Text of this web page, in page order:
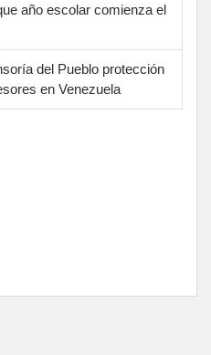
año escolar comienza el
del Pueblo protección
en Venezuela